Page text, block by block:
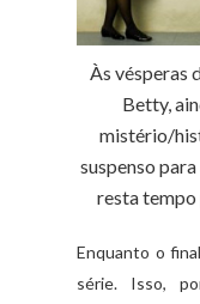
Às vésperas
Betty,
mistério/
suspenso
resta tempo
Enquanto o
série. Isso,